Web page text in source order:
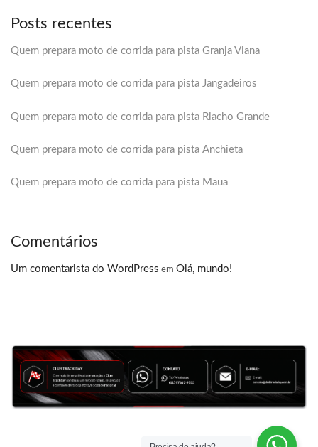
Posts recentes
Quem prepara moto de corrida para pista Granja Viana
Quem prepara moto de corrida para pista Jangadeiros
Quem prepara moto de corrida para pista Riacho Grande
Quem prepara moto de corrida para pista Anchieta
Quem prepara moto de corrida para pista Maua
Comentários
Um comentarista do WordPress em Olá, mundo!